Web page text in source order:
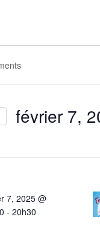
février 7,
7, 2025 @
-20h30